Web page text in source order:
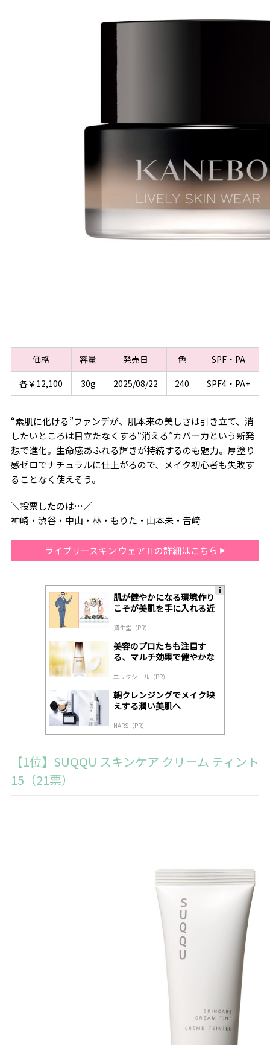
価格 容量 発売日 色
SPF・PA
各￥12,100
30g 2025/08/22 240 SPF4・PA+
“素肌に化ける”ファンデが、肌本来の美しさは引き立て、消
したいところは目立たなくする“消える”カバー力という新発
想で進化。生命感あふれる輝きが持続するのも魅力。厚塗り
感ゼロでナチュラルに仕上がるので、メイク初心者も失敗す
ることなく使えそう。
＼投票したのは…／
神崎・渋谷・中山・林・もりた・山本未・𠮷﨑
ライブリースキン ウェアⅡの詳細はこちら
肌が健やかになる環境作り
こそが美肌を手に入れる近
資生堂（PR）
美容のプロたちも注目す
る、マルチ効果で健やかな
エリクシール（PR）
朝クレンジングでメイク映
えする潤い美肌へ
NARS（PR）
【1位】SUQQU スキンケア クリーム ティント
15（21票）